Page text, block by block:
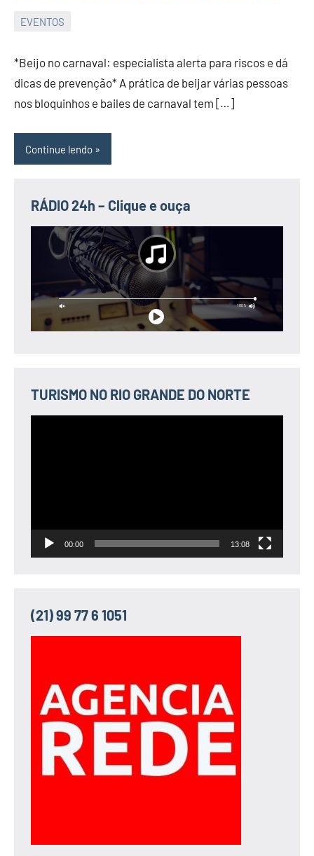
EVENTOS
GRANDE
DO
NORTE
*Beijo no carnaval: especialista alerta para riscos e dá
dicas de prevenção* A prática de beijar várias pessoas
nos bloquinhos e bailes de carnaval tem […]
Continue lendo
RÁDIO 24h – Clique e ouça
TURISMO NO RIO GRANDE DO NORTE
00:00 13:08
(21) 99 77 6 1051